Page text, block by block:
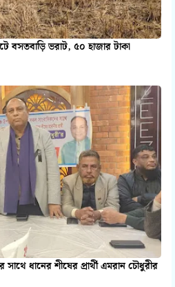
বসতবাড়ি ভরাট, ৫০ হাজার টাকা
ধানের শীষের প্রার্থী এমরান চৌধুরীর